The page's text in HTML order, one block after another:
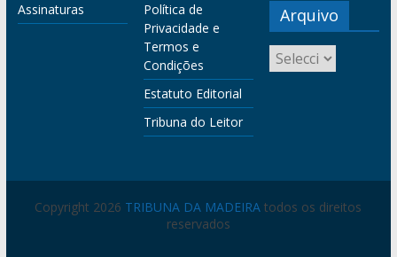
Assinaturas
Política de
Privacidade e
Termos e
Condições
Estatuto Editorial
Tribuna do Leitor
Arquivo
Copyright 2026 TRIBUNA DA MADEIRA todos os direitos
reservados